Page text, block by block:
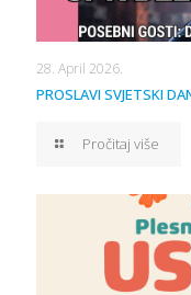
28. April 2026.
PROSLAVI SVJETSKI
Pročitaj više